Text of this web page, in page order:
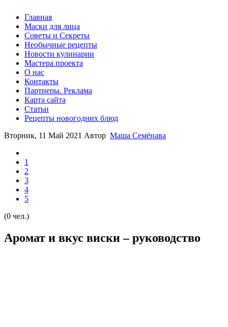
Главная
Маски для лица
Советы и Секреты
Необычные рецепты
Новости кулинарии
Мастера проекта
О нас
Контакты
Партнеры. Реклама
Карта сайта
Статьи
Рецепты новогодних блюд
Вторник, 11 Май 2021 Автор Маша Семёнава
1
2
3
4
5
(0 чел.)
Аромат и вкус виски – руководство